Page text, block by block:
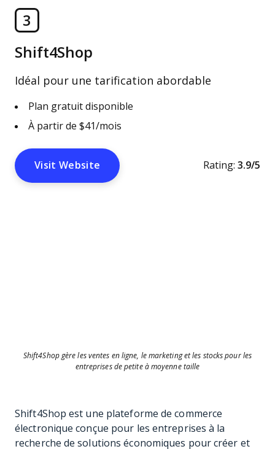
3
Shift4Shop
Idéal pour une tarification abordable
Plan gratuit disponible
À partir de $41/mois
Visit Website Rating: 3.9/5
Shift4Shop gère les ventes en ligne, le marketing et les stocks pour les
entreprises de petite à moyenne taille
Shift4Shop est une plateforme de commerce
électronique conçue pour les entreprises à la
recherche de solutions économiques pour créer et